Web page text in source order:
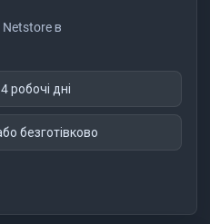
Netstore в
робочі дні
безготівково